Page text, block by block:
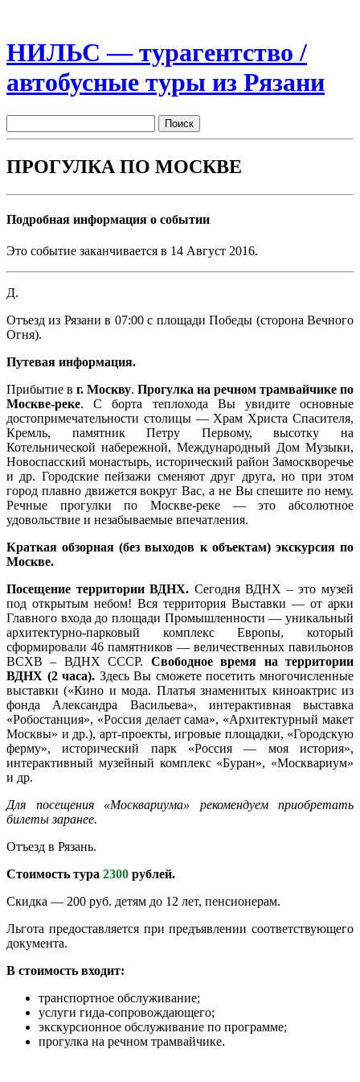
НИЛЬС — турагентство /
автобусные туры из Рязани
ПРОГУЛКА ПО МОСКВЕ
Подробная информация о событии
Это событие заканчивается в 14 Август 2016.
Д.
Отъезд из Рязани в 07:00 с площади Победы (сторона Вечного
Огня).
Путевая информация.
Прибытие в г. Москву. Прогулка на речном трамвайчике по
Москве-реке. С борта теплохода Вы увидите основные
достопримечательности столицы — Храм Христа Спасителя,
Кремль, памятник Петру Первому, высотку на
Котельнической набережной, Международный Дом Музыки,
Новоспасский монастырь, исторический район Замоскворечье
и др. Городские пейзажи сменяют друг друга, но при этом
город плавно движется вокруг Вас, а не Вы спешите по нему.
Речные прогулки по Москве-реке — это абсолютное
удовольствие и незабываемые впечатления.
Краткая обзорная (без выходов к объектам) экскурсия по
Москве.
Посещение территории ВДНХ. Сегодня ВДНХ – это музей
под открытым небом! Вся территория Выставки — от арки
Главного входа до площади Промышленности — уникальный
архитектурно-парковый комплекс Европы, который
сформировали 46 памятников — величественных павильонов
ВСХВ – ВДНХ СССР. Свободное время на территории
ВДНХ (2 часа). Здесь Вы сможете посетить многочисленные
выставки («Кино и мода. Платья знаменитых киноактрис из
фонда Александра Васильева», интерактивная выставка
«Робостанция», «Россия делает сама», «Архитектурный макет
Москвы» и др.), арт-проекты, игровые площадки, «Городскую
ферму», исторический парк «Россия — моя история»,
интерактивный музейный комплекс «Буран», «Москвариум»
и др.
Для посещения «Москвариума» рекомендуем приобретать
билеты заранее.
Отъезд в Рязань.
Стоимость тура 2300 рублей.
Скидка — 200 руб. детям до 12 лет, пенсионерам.
Льгота предоставляется при предъявлении соответствующего
документа.
В стоимость входит:
транспортное обслуживание;
услуги гида-сопровождающего;
экскурсионное обслуживание по программе;
прогулка на речном трамвайчике.